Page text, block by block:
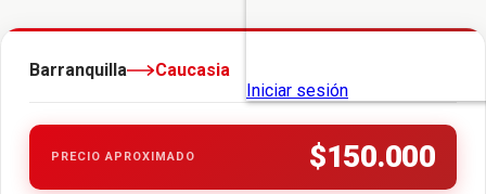
Barranquilla Caucasia
PRECIO APROXIMADO $150.000